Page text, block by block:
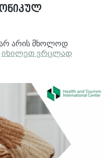
არ არის მხოლოდ
იხილეთ ვრცლად